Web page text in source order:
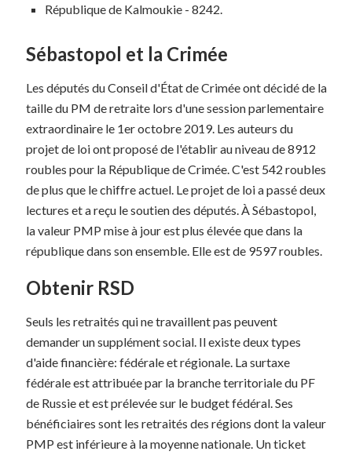
République de Kalmoukie - 8242.
Sébastopol et la Crimée
Les députés du Conseil d'État de Crimée ont décidé de la
taille du PM de retraite lors d'une session parlementaire
extraordinaire le 1er octobre 2019. Les auteurs du
projet de loi ont proposé de l'établir au niveau de 8912
roubles pour la République de Crimée. C'est 542 roubles
de plus que le chiffre actuel. Le projet de loi a passé deux
lectures et a reçu le soutien des députés. À Sébastopol,
la valeur PMP mise à jour est plus élevée que dans la
république dans son ensemble. Elle est de 9597 roubles.
Obtenir RSD
Seuls les retraités qui ne travaillent pas peuvent
demander un supplément social. Il existe deux types
d'aide financière: fédérale et régionale. La surtaxe
fédérale est attribuée par la branche territoriale du PF
de Russie et est prélevée sur le budget fédéral. Ses
bénéficiaires sont les retraités des régions dont la valeur
PMP est inférieure à la moyenne nationale. Un ticket